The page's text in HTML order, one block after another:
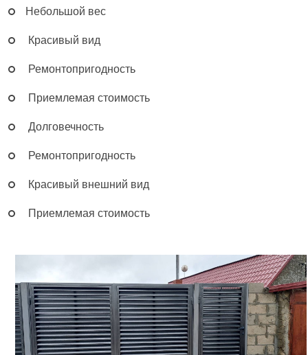
Небольшой вес
Красивый вид
Ремонтопригодность
Приемлемая стоимость
Долговечность
Ремонтопригодность
Красивый внешний вид
Приемлемая стоимость